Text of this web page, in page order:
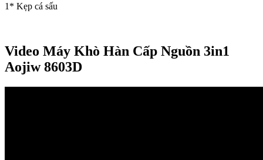
1* Kẹp cá sấu
Video Máy Khò Hàn Cấp Nguồn 3in1
Aojiw 8603D